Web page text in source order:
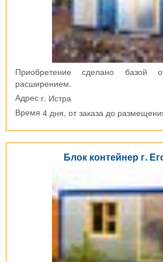
Приобретение сделано
расширением.
Адрес г. Истра
Время 4 дня, от заказа до
Блок контейнер г.